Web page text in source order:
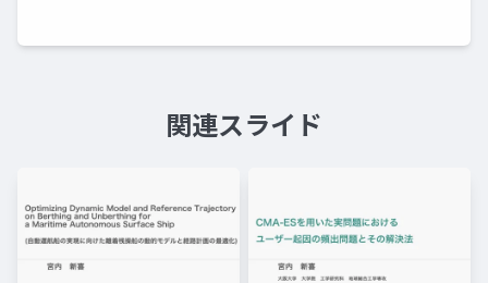
関連スライド